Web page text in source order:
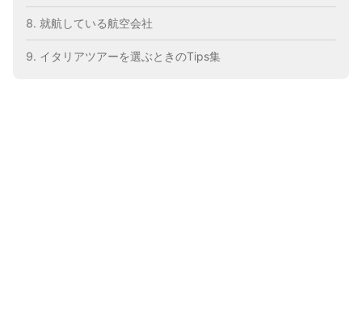
就航している航空会社
イタリアツアーを選ぶときのTips集